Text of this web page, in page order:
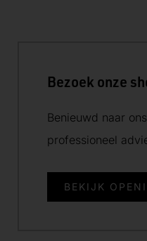
Bezoek onze
Benieuwd naar
professioneel
BEKIJK